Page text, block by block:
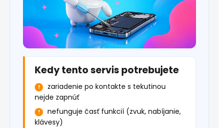
Kedy tento servis potrebujete
zariadenie po kontakte s tekutinou
nejde zapnúť
nefunguje časť funkcií (zvuk, nabíjanie,
klávesy)